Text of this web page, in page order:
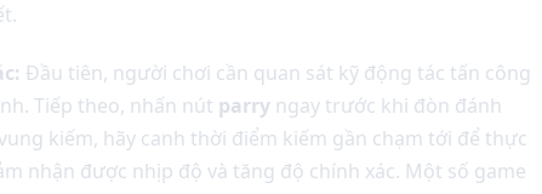
Đầu tiên, người chơi cần quan sát kỹ động tác tấn công
Tiếp theo, nhấn nút parryngay trước khi đòn đánh
kiếm, hãy canh thời điểm kiếm gần chạm tới để thực
nhận được nhịp độ và tăng độ chính xác. Một số game